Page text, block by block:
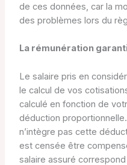
de ces données, car la
des problèmes lors du
La rémunération
Le salaire pris en
le calcul de vos
calculé en fonction de
déduction
n’intègre pas cette
est censée être
salaire assuré